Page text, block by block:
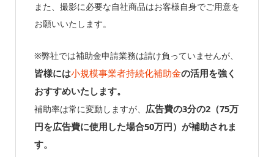
また、撮影に必要な自社商品はお客様自身でご用意を
お願いいたします。
※弊社では補助金申請業務は請け負っていませんが、
皆様には小規模事業者持続化補助金の活用を強く
おすすめいたします。
補助率は常に変動しますが、 広告費の3分の2（75万
円を広告費に使用した場合50万円）が補助されま
す。